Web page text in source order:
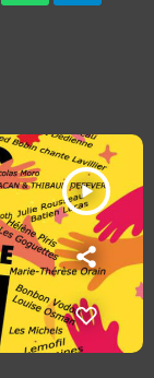
play_arrow